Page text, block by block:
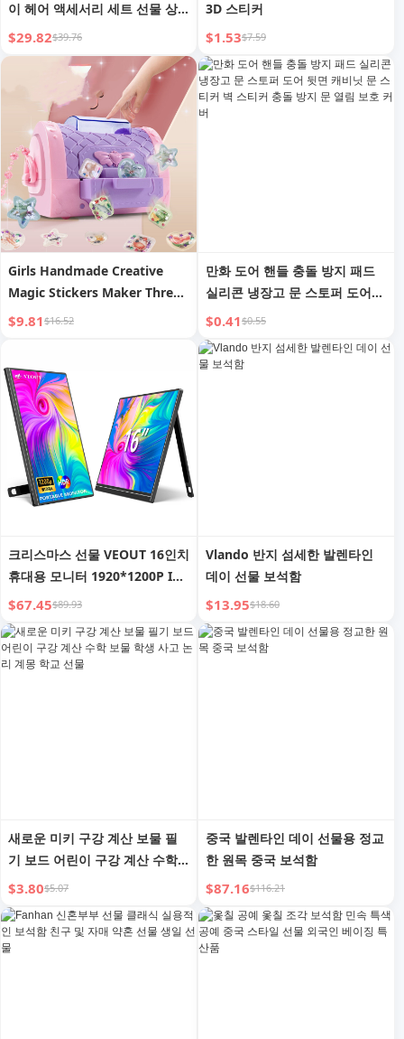
이 헤어 액세서리 세트 선물 상
자 3-9세 5 공주 7 어린 여자아이
6 보석 8
$29.82$39.76
3D 스티커
$1.53$7.59
Girls Handmade Creative
Magic Stickers Maker Three-
dimensional Stickers Gift
$9.81$16.52
만화 도어 핸들 충돌 방지 패드
실리콘 냉장고 문 스토퍼 도어
뒷면 캐비닛 문 스티커 벽 스티
커 충돌 방지 문 열림 보호 커버
$0.41$0.55
크리스마스 선물 VEOUT 16인치
휴대용 모니터 1920*1200P IPS
노트북 모니터 게임 세컨드 스크
린 킥스탠드 포함 XBOX용
$67.45$89.93
Vlando 반지 섬세한 발렌타인
데이 선물 보석함
$13.95$18.60
새로운 미키 구강 계산 보물 필
기 보드 어린이 구강 계산 수학
보물 학생 사고 논리 계몽 학교
선물
$3.80$5.07
중국 발렌타인 데이 선물용 정교
한 원목 중국 보석함
$87.16$116.21